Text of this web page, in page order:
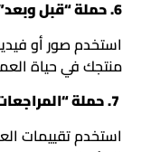
6. حملة “قبل وبعد”
استخدم صور أو
منتجك في حياة
استخدم تقييمات